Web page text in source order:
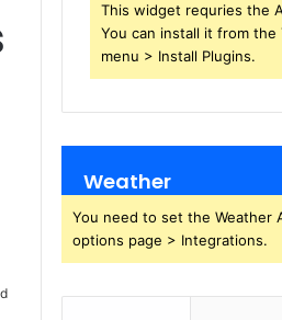
This widget requries the
You can install it from the
menu > Install Plugins.
Weather
You need to set the Weather
options page > Integrations.